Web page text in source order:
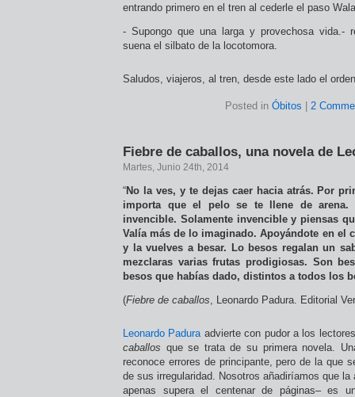
entrando primero en el tren al cederle el paso
- Supongo que una larga y provechosa vida.-
suena el silbato de la locotomora.
Saludos, viajeros, al tren, desde este lado el
Posted in Óbitos 2
Fiebre de caballos, una novela de
Martes, Junio 24th, 2014
“No la ves, y te dejas caer hacia atrás. Por
importa que el pelo se te llene de arena.
invencible. Solamente invencible y piensas
Valía más de lo imaginado. Apoyándote en el
y la vuelves a besar. Lo besos regalan un
mezclaras varias frutas prodigiosas. Son
besos que habías dado, distintos a todos los
(Fiebre de caballos, Leonardo Padura. Editorial
Leonardo Padura advierte con pudor a los
caballos que se trata de su primera novela.
reconoce errores de principante, pero de la que
de sus irregularidad. Nosotros añadiríamos que la
apenas supera el centenar de páginas– es